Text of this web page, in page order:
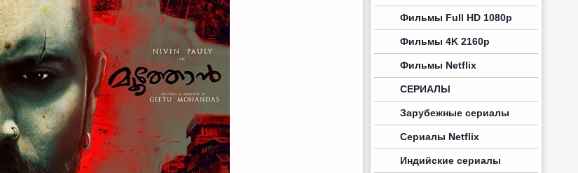
Фильмы Full HD 1080p
Фильмы 4K 2160p
Фильмы Netflix
СЕРИАЛЫ
Зарубежные сериалы
Сериалы Netflix
Индийские сериалы